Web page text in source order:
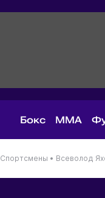
Бокс MMA
Спортсмены • Всеволод